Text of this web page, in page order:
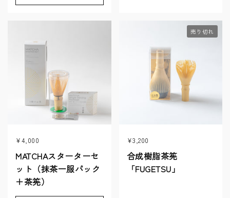
¥4,000
MATCHAスターターセ
ット（抹茶一服パック
＋茶筅）
¥3,200
合成樹脂茶筅
「FUGETSU」
売り切れ